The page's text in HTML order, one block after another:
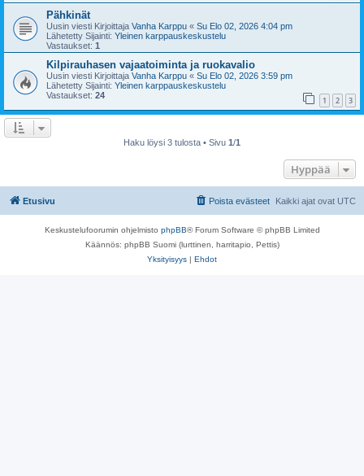
Pähkinät
Uusin viesti Kirjoittaja Vanha Karppu « Su Elo 02, 2026 4:04 pm
Lähetetty Sijainti: Yleinen karppauskeskustelu
Vastaukset: 1
Kilpirauhasen vajaatoiminta ja ruokavalio
Uusin viesti Kirjoittaja Vanha Karppu « Su Elo 02, 2026 3:59 pm
Lähetetty Sijainti: Yleinen karppauskeskustelu
Vastaukset: 24 1 2 3
Haku löysi 3 tulosta • Sivu 1/1
Hyppää
Etusivu Kaikki ajat ovat UTC
Poista evästeet
Keskustelufoorumin ohjelmisto phpBB® Forum Software © phpBB Limited
Käännös: phpBB Suomi (lurttinen, harritapio, Pettis)
Yksityisyys | Ehdot